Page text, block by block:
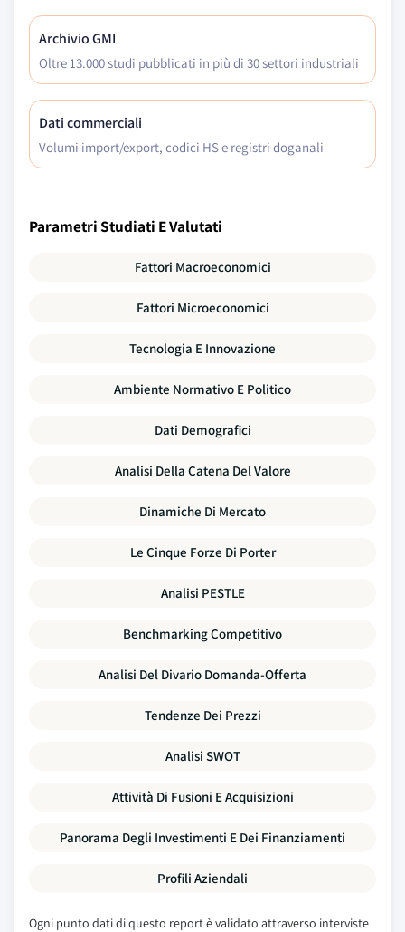
Archivio GMI
Oltre 13.000 studi pubblicati in più di 30 settori industriali
Dati commerciali
Volumi import/export, codici HS e registri doganali
Parametri Studiati E Valutati
Fattori Macroeconomici
Fattori Microeconomici
Tecnologia E Innovazione
Ambiente Normativo E Politico
Dati Demografici
Analisi Della Catena Del Valore
Dinamiche Di Mercato
Le Cinque Forze Di Porter
Analisi PESTLE
Benchmarking Competitivo
Analisi Del Divario Domanda-Offerta
Tendenze Dei Prezzi
Analisi SWOT
Attività Di Fusioni E Acquisizioni
Panorama Degli Investimenti E Dei Finanziamenti
Profili Aziendali
Ogni punto dati di questo report è validato attraverso interviste